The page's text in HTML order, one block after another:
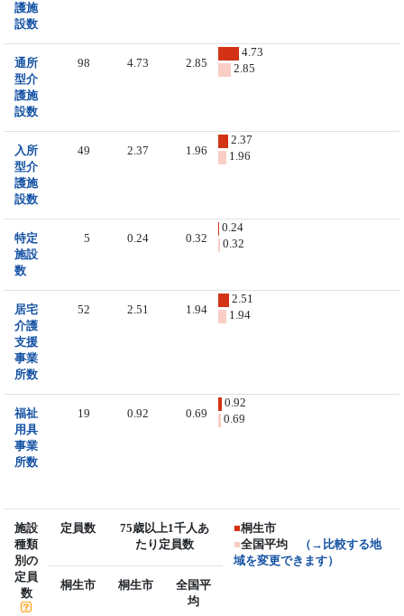
護施
設数
通所
型介
護施
設数
98 4.73 2.85
4.73
2.85
入所
型介
護施
設数
49 2.37 1.96
2.37
1.96
特定
施設
数
5 0.24 0.32
0.24
0.32
居宅
介護
支援
事業
所数
52 2.51 1.94
2.51
1.94
福祉
用具
事業
所数
19 0.92 0.69
0.92
0.69
施設
種類
別の
定員
数
定員数
75歳以上1千人あ
たり定員数
■桐生市
■全国平均
（→比較する地
域を変更できます）
桐生市
桐生市
全国平
均